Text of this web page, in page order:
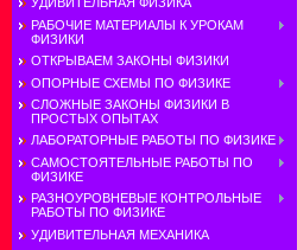
РАБОЧИЕ МАТЕРИАЛЫ К УРОКАМ
ФИЗИКИ
ОТКРЫВАЕМ ЗАКОНЫ ФИЗИКИ
ОПОРНЫЕ СХЕМЫ ПО ФИЗИКЕ
СЛОЖНЫЕ ЗАКОНЫ ФИЗИКИ В
ПРОСТЫХ ОПЫТАХ
ЛАБОРАТОРНЫЕ РАБОТЫ ПО ФИЗИКЕ
САМОСТОЯТЕЛЬНЫЕ РАБОТЫ ПО
ФИЗИКЕ
РАЗНОУРОВНЕВЫЕ КОНТРОЛЬНЫЕ
РАБОТЫ ПО ФИЗИКЕ
УДИВИТЕЛЬНАЯ МЕХАНИКА